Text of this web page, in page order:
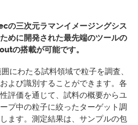
の三次元ラマンイメージングシス
めに開発された最先端のツールの
の搭載が可能です。
にわたる試料領域で粒子を調査、
よび識別することができます。各
評価を通じて、試料の概要からユ
プ中の粒子に絞ったターゲット調
ます。測定結果は、サンプルの包